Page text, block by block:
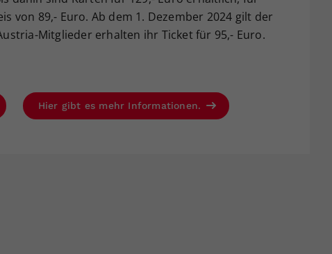
von 89,- Euro. Ab dem 1. Dezember 2024 gilt der
Mitglieder erhalten ihr Ticket für 95,- Euro.
Hier gibt es mehr Informationen.